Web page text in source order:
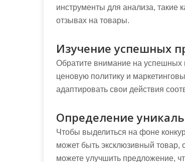
инструменты для анализа, такие
отзывах на товары.
Изучение успешных
Обратите внимание на успешных
ценовую политику и
адаптировать свои действия
Определение
Чтобы выделиться на фоне
может быть эксклюзивный товар,
можете улучшить предложение,